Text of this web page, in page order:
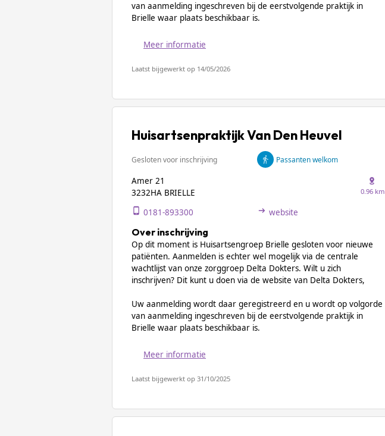
van aanmelding ingeschreven bij de eerstvolgende praktijk in
Brielle waar plaats beschikbaar is.
Meer informatie
Laatst bijgewerkt op 14/05/2026
Huisartsenpraktijk Van Den Heuvel
Gesloten voor inschrijving Passanten welkom
Amer 21
3232HA BRIELLE
0.96 km
0181-893300 website
Over inschrijving
Op dit moment is Huisartsengroep Brielle gesloten voor nieuwe
patiënten. Aanmelden is echter wel mogelijk via de centrale
wachtlijst van onze zorggroep Delta Dokters. Wilt u zich
inschrijven? Dit kunt u doen via de website van Delta Dokters,
Uw aanmelding wordt daar geregistreerd en u wordt op volgorde
van aanmelding ingeschreven bij de eerstvolgende praktijk in
Brielle waar plaats beschikbaar is.
Meer informatie
Laatst bijgewerkt op 31/10/2025